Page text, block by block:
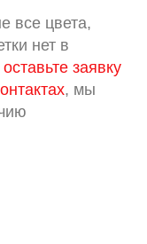
все цвета,
нет в
оставьте заявку
, мы